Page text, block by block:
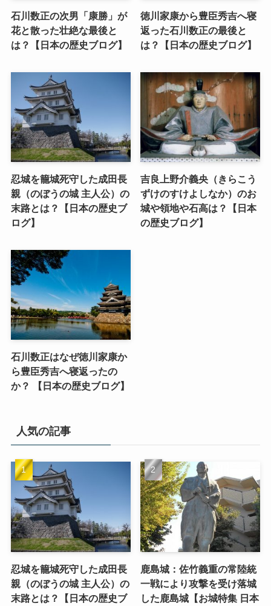
石川数正の次男「康勝」が
花と散った壮絶な最後と
は？【日本の歴史ブログ】
徳川家康から豊臣秀吉へ寝
返った石川数正の最後と
は？【日本の歴史ブログ】
忍城を籠城死守した成田長
親（のぼうの城 主人公）の
末路とは？【日本の歴史ブ
ログ】
吉良上野介義央（きらこう
ずけのすけよしなか）のお
城や領地や石高は？【日本
の歴史ブログ】
石川数正はなぜ徳川家康か
ら豊臣秀吉へ寝返ったの
か？ 【日本の歴史ブログ】
人気の記事
忍城を籠城死守した成田長
親（のぼうの城 主人公）の
末路とは？【日本の歴史ブ
鹿島城：佐竹義重の常陸統
一戦により攻撃を受け落城
した鹿島城【お城特集 日本